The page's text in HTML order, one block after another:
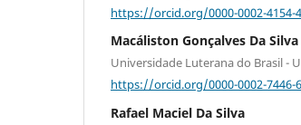
https://orcid.org/0000-0002-4154-
Macáliston Gonçalves Da Silva
Universidade Luterana do Brasil -
https://orcid.org/0000-0002-7446-
Rafael Maciel Da Silva